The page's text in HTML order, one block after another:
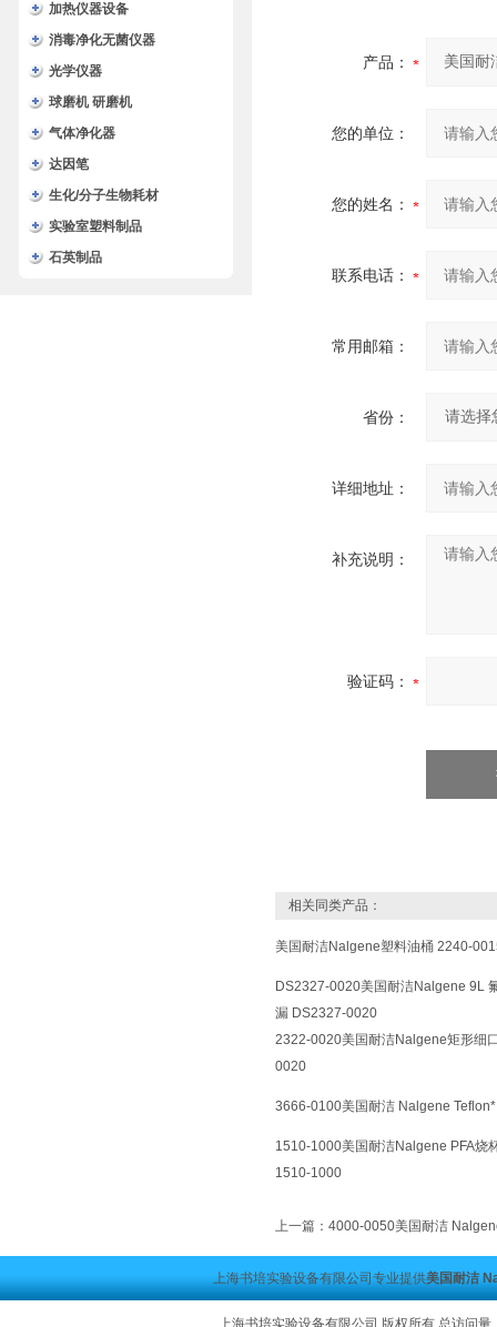
加热仪器设备
消毒净化无菌仪器
光学仪器
球磨机 研磨机
气体净化器
达因笔
生化/分子生物耗材
实验室塑料制品
石英制品
产品：
您的单位：
您的姓名：
联系电话：
常用邮箱：
省份：
详细地址：
补充说明：
验证码：
相关同类产品：
美国耐洁Nalgene塑料油桶 2240-
DS2327-0020美国耐洁Nalgene 9L
漏 DS2327-0020
2322-0020美国耐洁Nalgene矩形细
0020
3666-0100美国耐洁 Nalgene
1510-1000美国耐洁Nalgene PFA烧
1510-1000
上一篇： 4000-0050美国耐洁
上海书培实验设备有限公司专业提供美国耐洁
上海书培实验设备有限公司 版权所有 总访问量